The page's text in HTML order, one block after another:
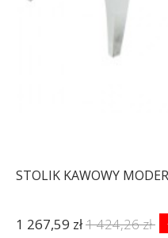
STOLIK KAWOWY
1 267,59 zł1 424,26 zł